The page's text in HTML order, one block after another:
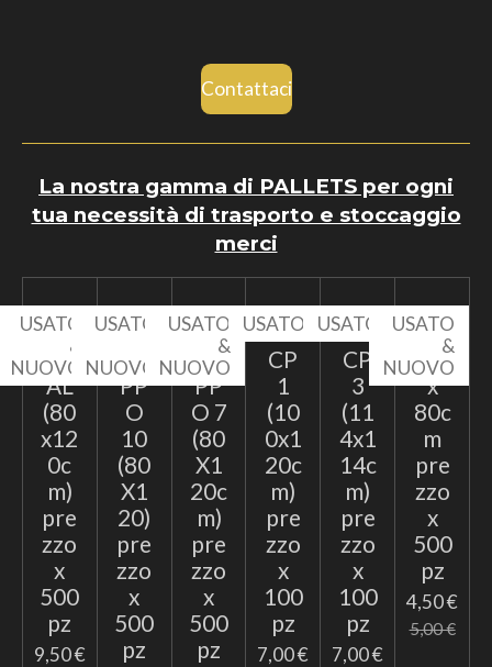
Contattaci
La nostra gamma di PALLETS per ogni
tua necessità di trasporto e stoccaggio
merci
USATO
&
NUOVO
EP
AL
(80
x12
0c
m)
pre
zzo
x
500
pz
9,50 €
USATO
NUOVO
TA
PP
O
10
(80
X1
20)
pre
zzo
x
500
pz
USATO
&
NUOVO
TA
PP
O 7
(80
X1
20c
m)
pre
zzo
x
500
pz
USATO
CP
1
(10
0x1
20c
m)
pre
zzo
x
100
pz
7,00 €
USATO
CP
3
(11
4x1
14c
m)
pre
zzo
x
100
pz
7,00 €
USATO
&
NUOVO
60
x
80c
m
pre
zzo
x
500
pz
4,50 €
5,00 €